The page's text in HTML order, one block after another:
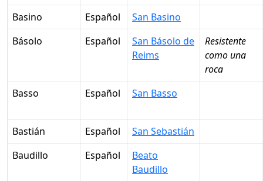
Basino
Español
San Basino
Básolo
Español
San Básolo de
Reims
Resistente
como una
roca
Basso
Español San Basso
Bastián Español
San Sebastián
Baudillo
Español
Beato
Baudillo